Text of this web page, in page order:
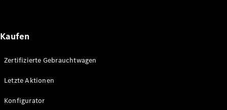
Benz Store
Kaufen
Zertifizierte Gebrauchtwagen
Letzte Aktionen
Konfigurator